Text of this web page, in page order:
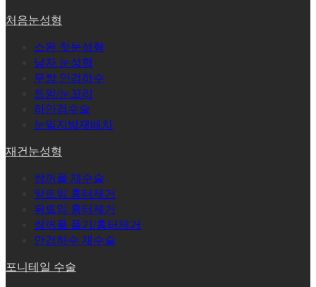
처음눈성형
스완 첫눈성형
남자 눈성형
무쌍 안검하수
트임/눈꼬리
하안검수술
눈밑지방재배치
재건눈성형
쌍꺼풀 재수술
앞트임 흉터제거
뒤트임 흉터제거
쌍꺼풀 풀기/흉터제거
안검하수 재수술
포니테일 수술